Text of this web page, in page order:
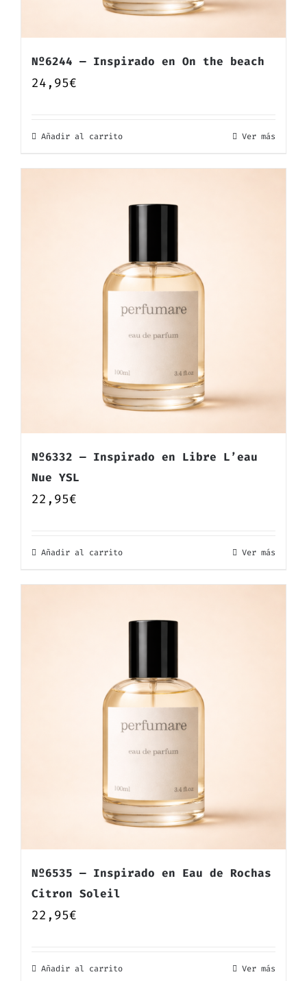
Nº6244 — Inspirado en On the beach
24,95€
Añadir al carrito Ver más
Nº6332 — Inspirado en Libre L’eau
Nue YSL
22,95€
Añadir al carrito Ver más
Nº6535 — Inspirado en Eau de Rochas
Citron Soleil
22,95€
Añadir al carrito Ver más